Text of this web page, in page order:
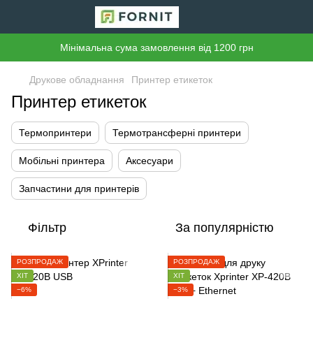
Мінімальна сума замовлення від 1200 грн
Друкове обладнання Принтер етикеток
Принтер етикеток
Термопринтери Термотрансферні принтери
Мобільні принтера Аксесуари
Запчастини для принтерів
Фільтр За популярністю
РОЗПРОДАЖ
ХІТ
−6%
РОЗПРОДАЖ
ХІТ
−3%